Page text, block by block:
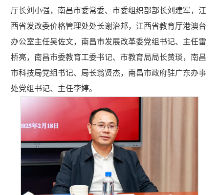
厅长刘小强，南昌市委常委、市委组织部部长刘建军，江
西省发改委价格管理处处长谢治邦，江西省教育厅港澳台
办公室主任吴佐文，南昌市发展改革委党组书记、主任雷
桥亮，南昌市委教育工委书记、市教育局局长黄琰，南昌
市科技局党组书记、局长翁贤杰，南昌市政府驻广东办事
处党组书记、主任李婷。